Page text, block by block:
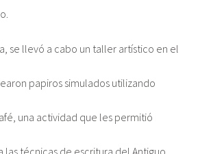
se llevó a cabo un taller artístico en el
papiros simulados utilizando
una actividad que les permitió
las técnicas de escritura del Antiguo